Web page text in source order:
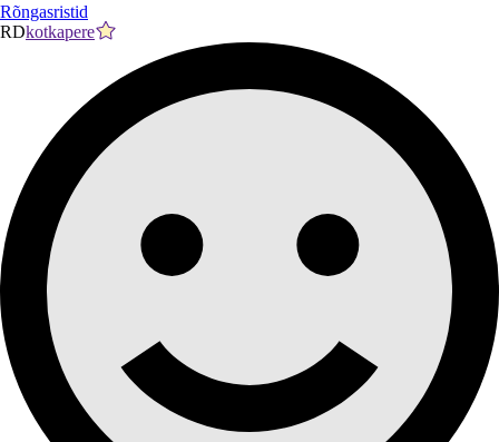
Rõngasristid
RDkotkapere